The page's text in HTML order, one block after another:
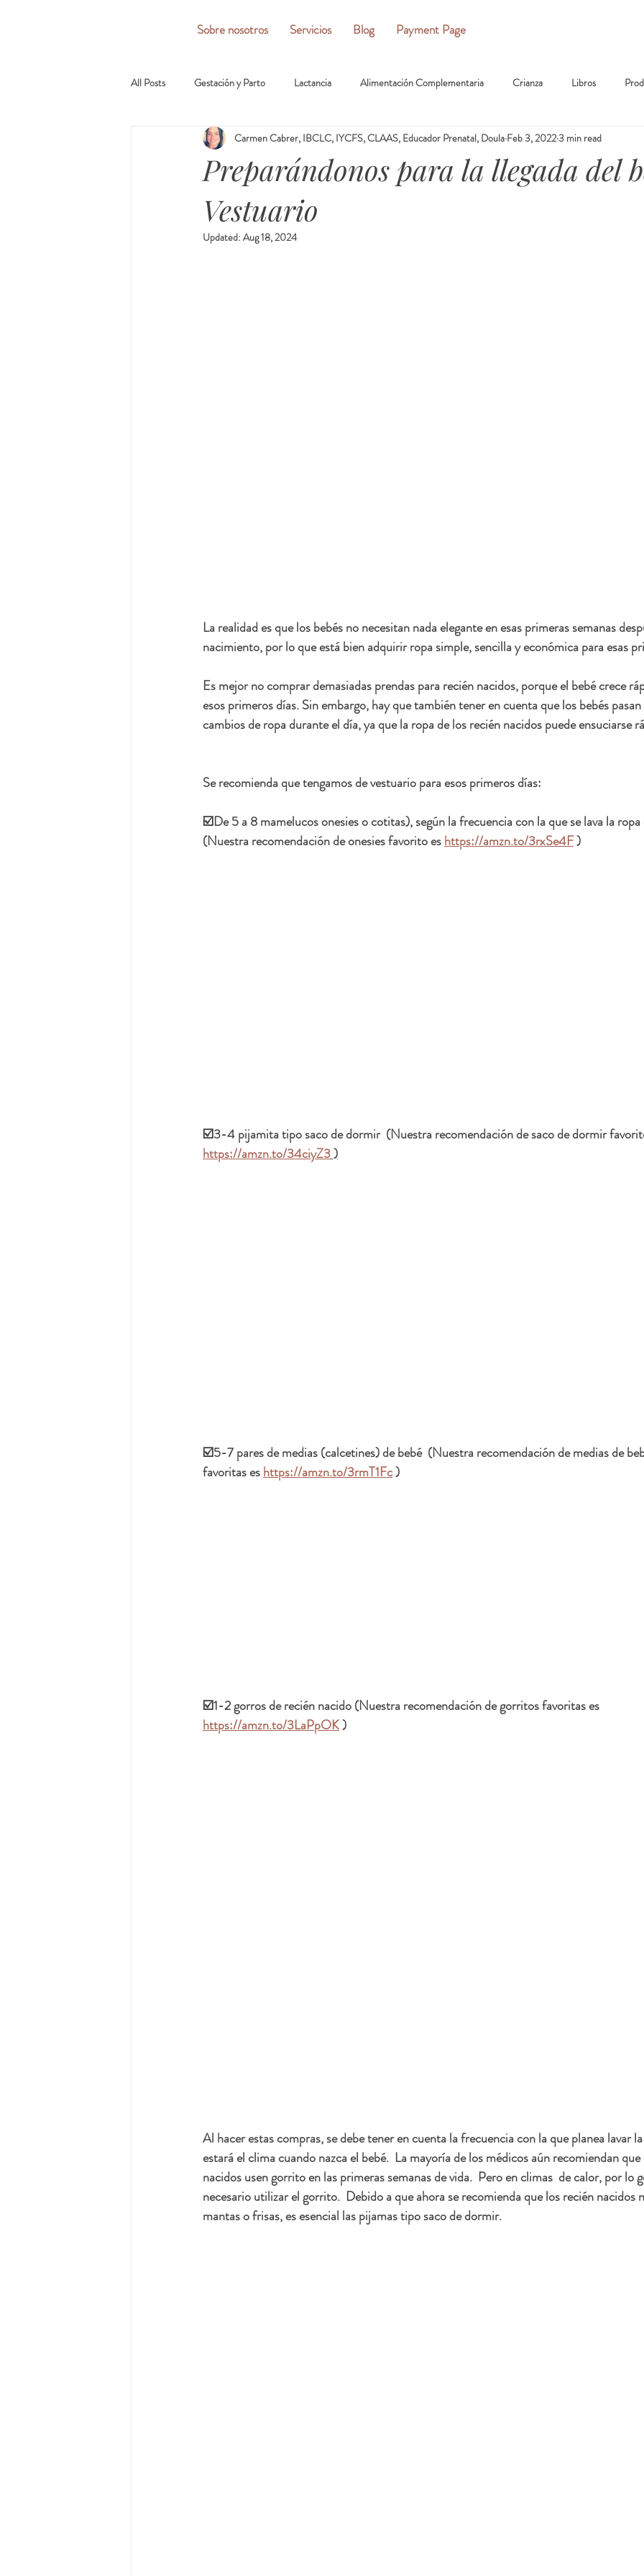
Sobre nosotros Servicios Blog Payment Page
All Posts Gestación y Parto Lactancia Alimentación Complementaria Crianza Libros
Preparándonos para la llegada del
Vestuario
Carmen Cabrer, IBCLC, IYCFS, CLAAS, Educador Prenatal, Doula Feb 3, 20223 min read
Updated: Aug 18, 2024
La realidad es que los bebés no necesitan nada elegante en esas primeras semanas
nacimiento, por lo que está bien adquirir ropa simple, sencilla y económica para esas
Es mejor no comprar demasiadas prendas para recién nacidos, porque el bebé crece
esos primeros días. Sin embargo, hay que también tener en cuenta que los bebés
cambios de ropa durante el día, ya que la ropa de los recién nacidos puede ensuciarse
Se recomienda que tengamos de vestuario para esos primeros días:
☑️De 5 a 8 mamelucos onesies o cotitas), según la frecuencia con la que se lava la
(Nuestra recomendación de onesies favorito es https://amzn.to/3rxSe4F )
☑️3-4 pijamita tipo saco de dormir  (Nuestra recomendación de saco de dormir
https://amzn.to/34ciyZ3 )
☑️5-7 pares de medias (calcetines) de bebé  (Nuestra recomendación de medias de
favoritas es https://amzn.to/3rmT1Fc )
☑️1-2 gorros de recién nacido (Nuestra recomendación de gorritos favoritas es
https://amzn.to/3LaPpOK )
Al hacer estas compras, se debe tener en cuenta la frecuencia con la que planea lavar
estará el clima cuando nazca el bebé.  La mayoría de los médicos aún recomiendan
nacidos usen gorrito en las primeras semanas de vida.  Pero en climas  de calor, por lo
necesario utilizar el gorrito.  Debido a que ahora se recomienda que los recién nacidos
mantas o frisas, es esencial las pijamas tipo saco de dormir.